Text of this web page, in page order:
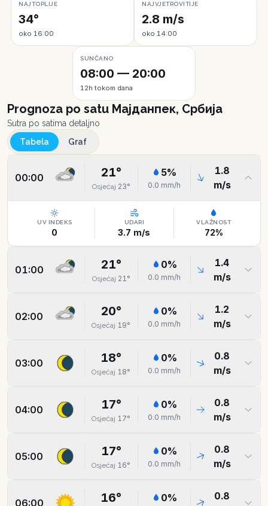
NAJTOPLIJE
34°
oko 16:00
NAJVJETROVITIJE
2.8 m/s
oko 14:00
SUNČANO
08:00 — 20:00
12h tokom dana
Prognoza po satu Мајданпек, Србија
Sutra po satima detaljno
Tabela
Graf
00:00 21°
Osjećaj 23°
5%
0.0 mm/h
1.8
m/s
UV INDEKS
0
UDARI
3.7 m/s
VLAŽNOST
72%
01:00 21°
Osjećaj 21°
0%
0.0 mm/h
1.4
m/s
02:00 20°
Osjećaj 19°
0%
0.0 mm/h
1.2
m/s
03:00 18°
Osjećaj 18°
0%
0.0 mm/h
0.8
m/s
04:00 17°
Osjećaj 17°
0%
0.0 mm/h
0.8
m/s
05:00 17°
Osjećaj 16°
0%
0.0 mm/h
0.8
m/s
06:00 16° 0%
0.8